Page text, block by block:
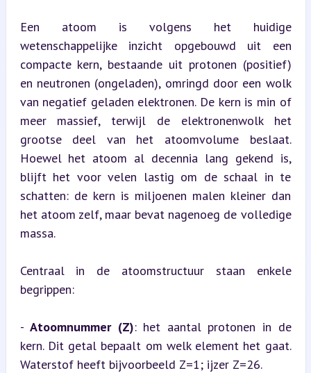
Een atoom is volgens het huidige
wetenschappelijke inzicht opgebouwd uit een
compacte kern, bestaande uit protonen (positief)
en neutronen (ongeladen), omringd door een wolk
van negatief geladen elektronen. De kern is min of
meer massief, terwijl de elektronenwolk het
grootse deel van het atoomvolume beslaat.
Hoewel het atoom al decennia lang gekend is,
blijft het voor velen lastig om de schaal in te
schatten: de kern is miljoenen malen kleiner dan
het atoom zelf, maar bevat nagenoeg de volledige
massa.
Centraal in de atoomstructuur staan enkele
begrippen:
- Atoomnummer (Z): het aantal protonen in de
kern. Dit getal bepaalt om welk element het gaat.
Waterstof heeft bijvoorbeeld Z=1; ijzer Z=26.